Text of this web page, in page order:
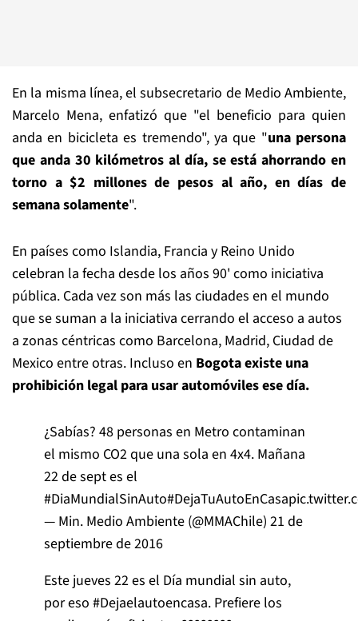
En la misma línea, el subsecretario de Medio Ambiente,
Marcelo Mena, enfatizó que "el beneficio para quien
anda en bicicleta es tremendo", ya que "una persona
que anda 30 kilómetros al día, se está ahorrando en
torno a $2 millones de pesos al año, en días de
semana solamente".
En países como Islandia, Francia y Reino Unido
celebran la fecha desde los años 90' como iniciativa
pública. Cada vez son más las ciudades en el mundo
que se suman a la iniciativa cerrando el acceso a autos
a zonas céntricas como Barcelona, Madrid, Ciudad de
Mexico entre otras. Incluso en Bogotaexiste una
prohibición legal para usar automóviles ese día.
¿Sabías? 48 personas en Metro contaminan
el mismo CO2 que una sola en 4x4. Mañana
22 de sept es el
#DiaMundialSinAuto#DejaTuAutoEnCasa
— Min. Medio Ambiente (@MMAChile) 21 de
septiembre de 2016
Este jueves 22 es el Día mundial sin auto,
por eso #Dejaelautoencasa. Prefiere los